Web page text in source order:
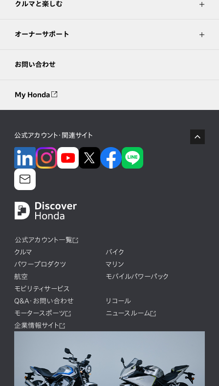
クルマと楽しむ
オーナーサポート
お問い合わせ
My Honda
公式アカウント・関連サイト
公式アカウント一覧
クルマ
バイク
パワープロダクツ
マリン
航空
モバイルパワーパック
モビリティサービス
Q&A・お問い合わせ
リコール
モータースポーツ
ニュースルーム
企業情報サイト